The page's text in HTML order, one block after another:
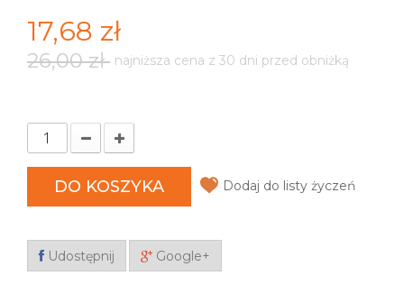
17,68 zł
26,00 zł najniższa cena z 30 dni przed obniżką
DO KOSZYKA Dodaj do listy życzeń
Udostępnij Google+